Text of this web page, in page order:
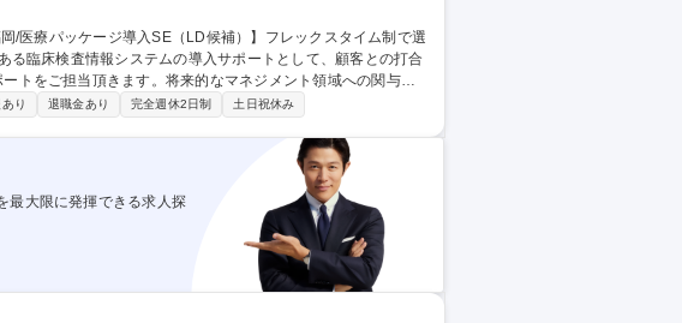
トをご担当頂きます。将来的なマネジメント領域への関与を
の調整や、稼働に向けてのテストを行い、完成後、納品・操
ーサルを繰り返し、導入が完了します。 募集職種 【福
タイム制で選べる働き方
り 退職金あり 完全週休2日制 土日祝休み
最大限に発揮できる求人探